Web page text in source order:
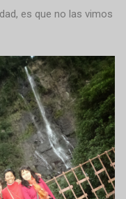
es que no las vimos